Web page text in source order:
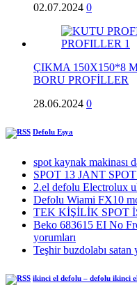
02.07.2024 0
ÇIKMA 150X150*8
BORU PROFİLLER
28.06.2024 0
Defolu Eşya
spot kaynak makinası
SPOT 13 JANT
2.el defolu Electrolux
Defolu Wiami FX10
TEK KİŞİLİK SPOT
Beko 683615 EI No
yorumları
Teşhir buzdolabı
ikinci el defolu – defolu ikinci